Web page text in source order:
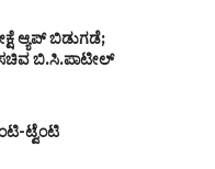
ಆ್ಯಪ್ ಬಿಡುಗಡೆ;
ಬಿ.ಸಿ.ಪಾಟೀಲ್
ಟ್ವೆಂಟಿ